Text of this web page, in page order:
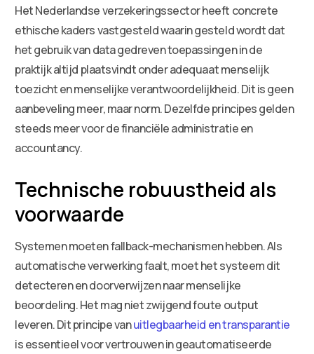
Het Nederlandse verzekeringssector heeft concrete
ethische kaders vastgesteld waarin gesteld wordt dat
het gebruik van data gedreven toepassingen in de
praktijk altijd plaatsvindt onder adequaat menselijk
toezicht en menselijke verantwoordelijkheid. Dit is geen
aanbeveling meer, maar norm. Dezelfde principes gelden
steeds meer voor de financiële administratie en
accountancy.
Technische robuustheid als
voorwaarde
Systemen moeten fallback-mechanismen hebben. Als
automatische verwerking faalt, moet het systeem dit
detecteren en doorverwijzen naar menselijke
beoordeling. Het mag niet zwijgend foute output
leveren. Dit principe vanuitlegbaarheid en transparantie
is essentieel voor vertrouwen in geautomatiseerde